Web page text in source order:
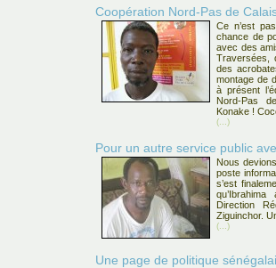
Coopération Nord-Pas de
Ce n’est
chance de
avec des
Traversées,
des
montage de
à présent
Nord-Pas
Konake !
(...)
Pour un autre service public
Nous
poste
s’est
Direction
Ziguinchor.
(...)
Une page de politique